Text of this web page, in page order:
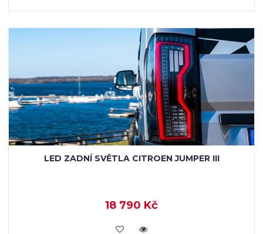
LED ZADNÍ SVĚTLA CITROEN JUMPER III
18 790 Kč
KOUPIT